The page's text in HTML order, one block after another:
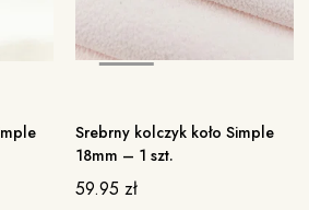
Srebrny kolczyk koło Simple
18mm – 1 szt.
59.95 zł